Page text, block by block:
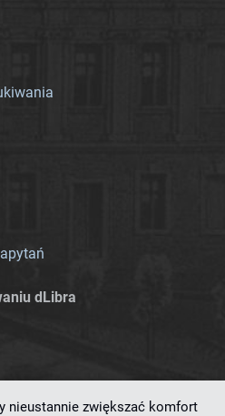
dLibra
nieustannie zwiększać komfort